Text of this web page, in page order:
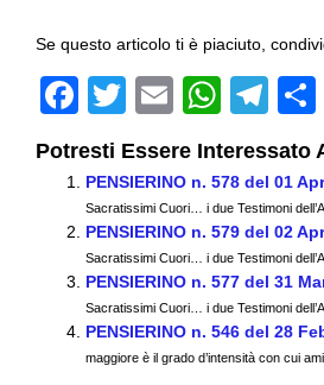
Se questo articolo ti è piaciuto,
F
c
e
b
o
o
k
T
wi
tt
er
E
m
ail
W
at
s
A
p
p
T
el
e
gr
a
m
Potresti Essere Interessato
PENSIERINO n. 578 del 01
Sacratissimi Cuori… i due Testimoni
PENSIERINO n. 579 del 02
Sacratissimi Cuori… i due Testimoni
PENSIERINO n. 577 del 31
Sacratissimi Cuori… i due Testimoni
PENSIERINO n. 546 del 28
maggiore è il grado d’intensità con cui